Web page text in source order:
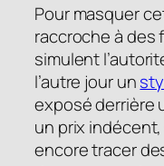
Pour masquer
raccroche à
simulent
l’autre jour un
exposé derrière
un prix
encore tracer